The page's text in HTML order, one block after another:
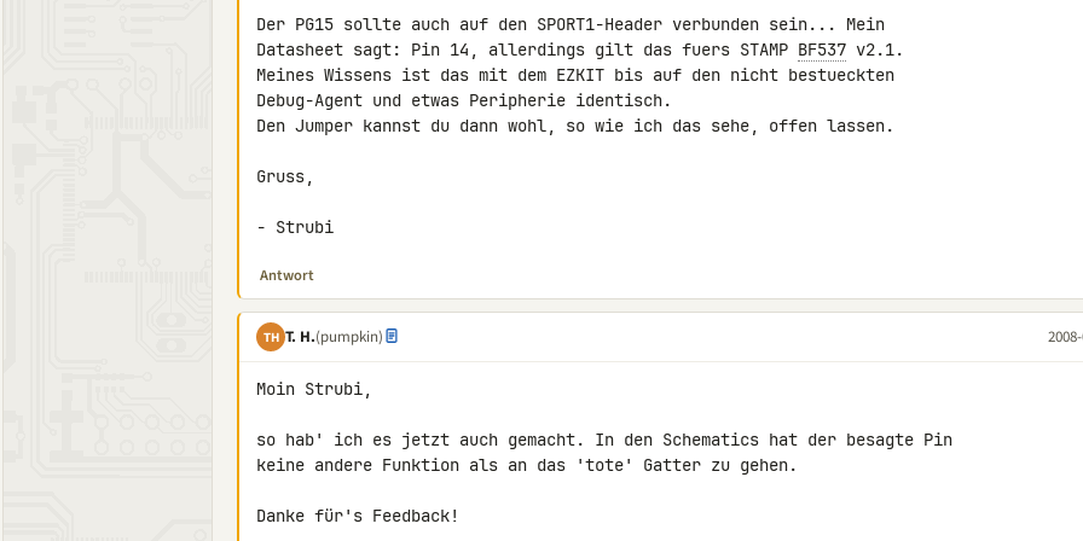
Der PG15 sollte auch auf den SPORT1-Header verbunden sein... Mein
Datasheet sagt: Pin 14, allerdings gilt das fuers STAMP BF537 v2.1.
Meines Wissens ist das mit dem EZKIT bis auf den nicht bestueckten
Debug-Agent und etwas Peripherie identisch.
Den Jumper kannst du dann wohl, so wie ich das sehe, offen lassen.
Gruss,
- Strubi
Antwort
TH T. H.(pumpkin)
Moin Strubi,
so hab' ich es jetzt auch gemacht. In den Schematics hat der besagte Pin
keine andere Funktion als an das 'tote' Gatter zu gehen.
Danke für's Feedback!